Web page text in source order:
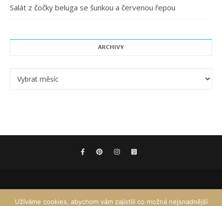
Salát z čočky beluga se šunkou a červenou řepou
ARCHIVY
Užíváme cookies, abychom vám zajistili co možná nejsnadnější